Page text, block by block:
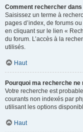
Comment rechercher
Saisissez un terme à
pages d’index, de forums
en cliquant sur le lien «
du forum. L’accès à la
utilisés.
Haut
Pourquoi ma recherche
Votre recherche est
courants non indexés par
utilisant les options
Haut